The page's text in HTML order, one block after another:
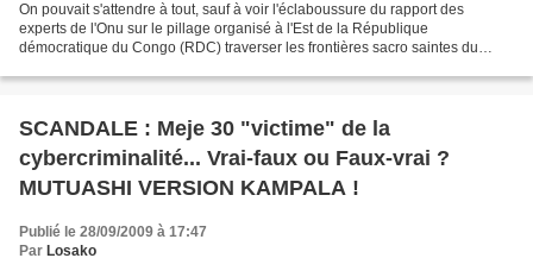
On pouvait s'attendre à tout, sauf à voir l'éclaboussure du rapport des
experts de l'Onu sur le pillage organisé à l'Est de la République
démocratique du Congo (RDC) traverser les frontières sacro saintes du
SCANDALE : Meje 30 "victime" de la
cybercriminalité... Vrai-faux ou Faux-vrai ?
MUTUASHI VERSION KAMPALA !
Publié le 28/09/2009 à 17:47
Par Losako